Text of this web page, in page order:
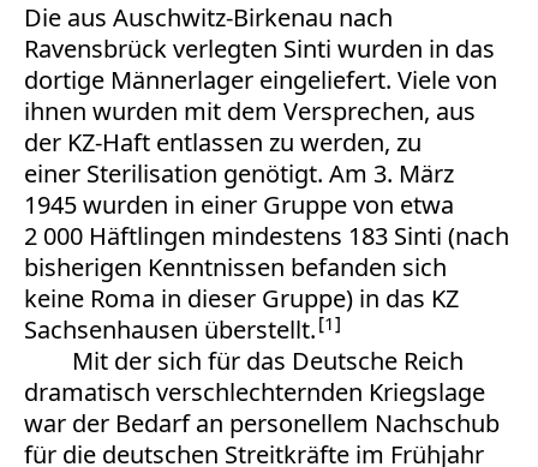
Die aus Auschwitz-Birkenau nach
Ravensbrück verlegten Sinti wurden in das
dortige Männerlager eingeliefert. Viele von
ihnen wurden mit dem Versprechen, aus
der KZ-Haft entlassen zu werden, zu
einer Sterilisation genötigt. Am 3. März
1945 wurden in einer Gruppe von etwa
2 000 Häftlingen mindestens 183 Sinti (nach
bisherigen Kenntnissen befanden sich
keine Roma in dieser Gruppe) in das KZ
Sachsenhausen überstellt. 1
Mit der sich für das Deutsche Reich
dramatisch verschlechternden Kriegslage
war der Bedarf an personellem Nachschub
für die deutschen Streitkräfte im Frühjahr